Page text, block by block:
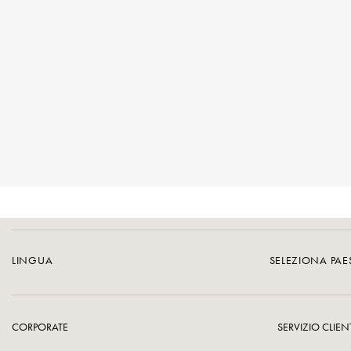
LINGUA SELEZIONA
CORPORATE SERVIZIO